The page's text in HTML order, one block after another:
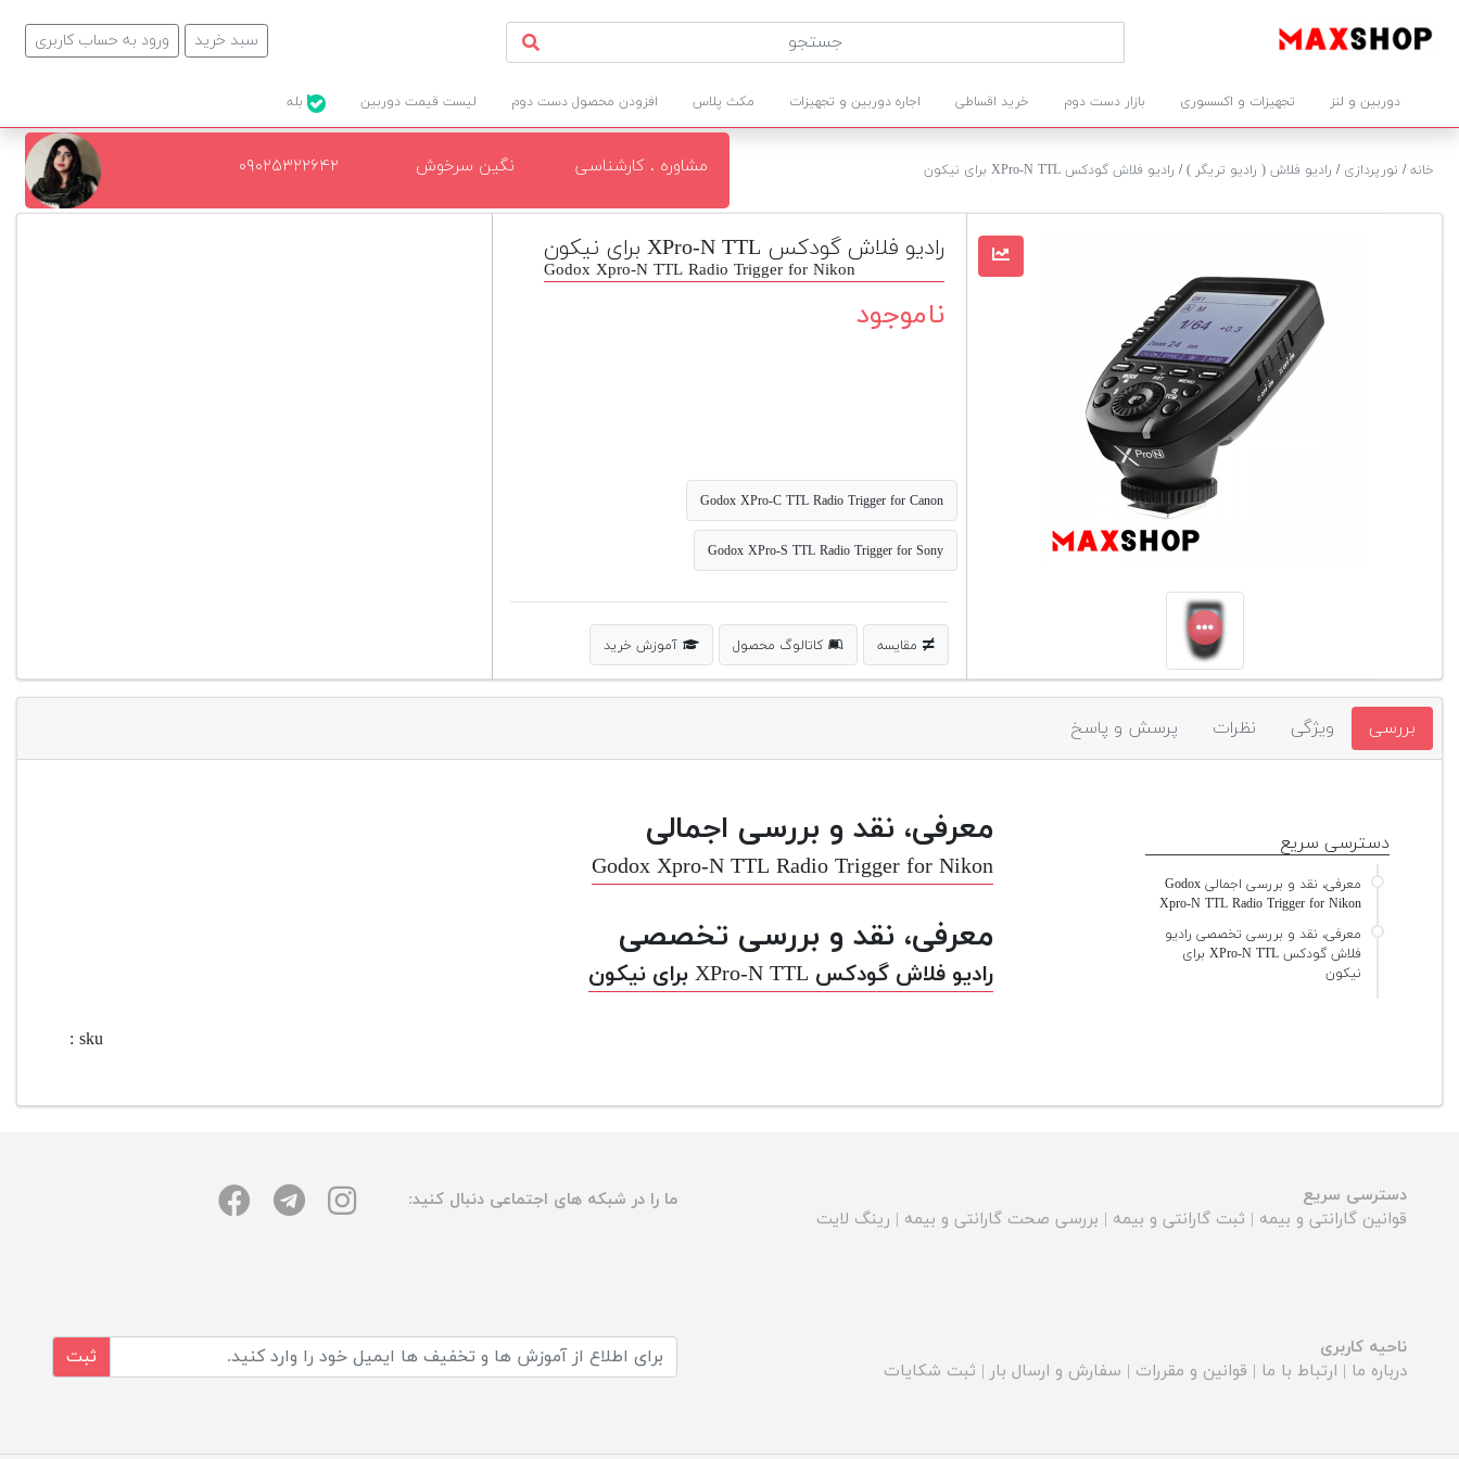
ورود به حساب کاربری سبد خرید
دوربین و لنز تجهیزات و اکسسوری بازار دست دوم خرید اقساطی اجاره دوربین و تجهیزات مکث پلاس افزودن محصول دست دوم لیست قیمت دوربین
خانه/ نورپردازی / رادیو فلاش ( رادیو تریگر )/ رادیو فلاش گودکس XPro-N TTL برای نیکون مشاوره . کارشناسی نگین سرخوش ۰۹۰۲۵۳۲۲۶۴۲
رادیو فلاش گودکس XPro-N TTL برای نیکون
Godox Xpro-N TTL Radio Trigger for Nikon
ناموجود
Godox XPro-C TTL Radio Trigger for Canon
Godox XPro-S TTL Radio Trigger for Sony
مقایسه کاتالوگ محصول آموزش خرید
بررسی ویژگی نظرات پرسش و پاسخ
معرفی، نقد و بررسی اجمالی
Godox Xpro-N TTL Radio Trigger for Nikon
معرفی، نقد و بررسی تخصصی
رادیو فلاش گودکس XPro-N TTL برای نیکون
sku :
دسترسی سریع
معرفی، نقد و بررسی اجمالی Godox
Xpro-N TTL Radio Trigger for Nikon
معرفی، نقد و بررسی تخصصی رادیو
فلاش گودکس XPro-N TTL برای
نیکون
دسترسی سریع
قوانین گارانتی و بیمه | ثبت گارانتی و بیمه | بررسی صحت گارانتی و بیمه | رینگ لایت
ما را در شبکه های اجتماعی دنبال کنید:
ناحیه کاربری
درباره ما | ارتباط با ما | قوانین و مقررات | سفارش و ارسال بار | ثبت شکایات
ثبت